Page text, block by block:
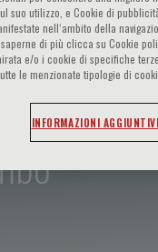
suo utilizzo, e Cookie di
nell‘ambito della
di più clicca su Cookie
e/o i cookie di specifiche terze
le menzionate tipologie di
INFORMAZIONI